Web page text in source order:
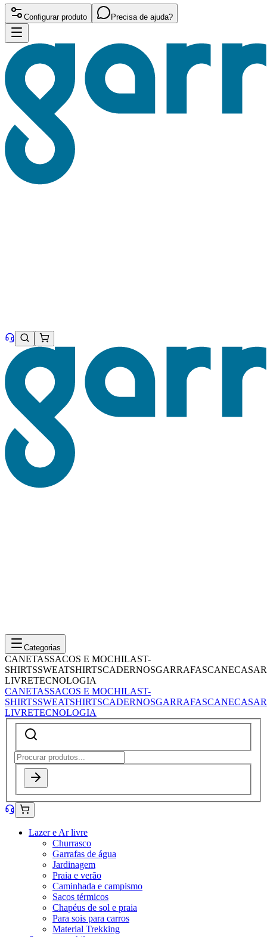
Configurar produto Precisa de ajuda?
Categorias
CANETASSACOS E MOCHILAST-
SHIRTSSWEATSHIRTSCADERNOSGARRAFASCANECASAR
LIVRETECNOLOGIA
CANETASSACOS E MOCHILAST-
SHIRTSSWEATSHIRTSCADERNOSGARRAFASCANECASAR
LIVRETECNOLOGIA
Lazer e Ar livre
Churrasco
Garrafas de água
Jardinagem
Praia e verão
Caminhada e campismo
Sacos térmicos
Chapéus de sol e praia
Para sois para carros
Material Trekking